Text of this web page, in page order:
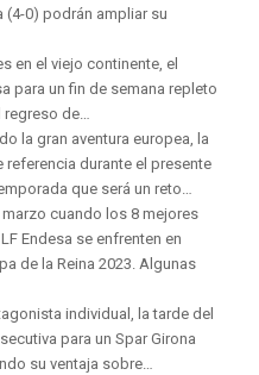
(4-0) podrán ampliar su
en el viejo continente, el
para un fin de semana repleto
regreso de…
la gran aventura europea, la
referencia durante el presente
que será un reto…
cuando los 8 mejores
Endesa se enfrenten en
de la Reina 2023. Algunas
individual, la tarde del
para un Spar Girona
su ventaja sobre…